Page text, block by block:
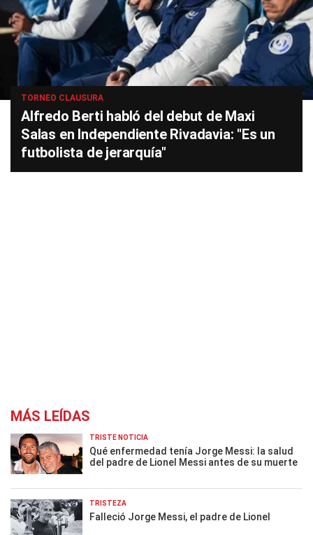
TORNEO CLAUSURA
Alfredo Berti habló del debut de Maxi
Salas en Independiente Rivadavia: "Es un
futbolista de jerarquía"
MÁS LEÍDAS
TRISTE NOTICIA
Qué enfermedad tenía Jorge Messi: la salud
del padre de Lionel Messi antes de su muerte
TRISTEZA
Falleció Jorge Messi, el padre de Lionel